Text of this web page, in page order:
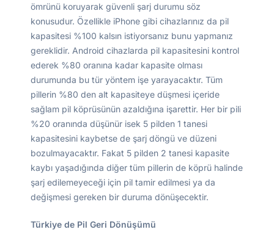
ömrünü koruyarak güvenli şarj durumu söz
konusudur. Özellikle iPhone gibi cihazlarınız da pil
kapasitesi %100 kalsın istiyorsanız bunu yapmanız
gereklidir. Android cihazlarda pil kapasitesini kontrol
ederek %80 oranına kadar kapasite olması
durumunda bu tür yöntem işe yarayacaktır. Tüm
pillerin %80 den alt kapasiteye düşmesi içeride
sağlam pil köprüsünün azaldığına işarettir. Her bir pili
%20 oranında düşünür isek 5 pilden 1 tanesi
kapasitesini kaybetse de şarj döngü ve düzeni
bozulmayacaktır. Fakat 5 pilden 2 tanesi kapasite
kaybı yaşadığında diğer tüm pillerin de köprü halinde
şarj edilemeyeceği için pil tamir edilmesi ya da
değişmesi gereken bir duruma dönüşecektir.
Türkiye de Pil Geri Dönüşümü